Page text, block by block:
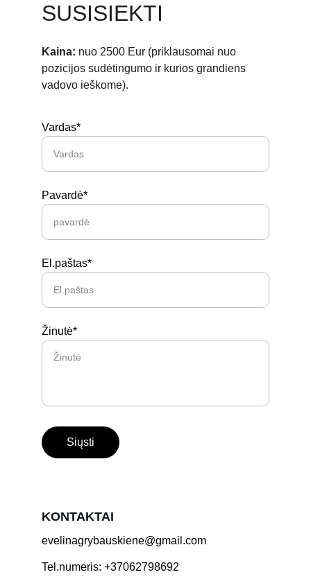
SUSISIEKTI
Kaina: nuo 2500 Eur (priklausomai nuo
pozicijos sudėtingumo ir kurios grandiens
vadovo ieškome).
Vardas*
Pavardė*
El.paštas*
Žinutė*
Siųsti
evelinagrybauskiene@gmail.com
Tel.numeris: +37062798692
KONTAKTAI